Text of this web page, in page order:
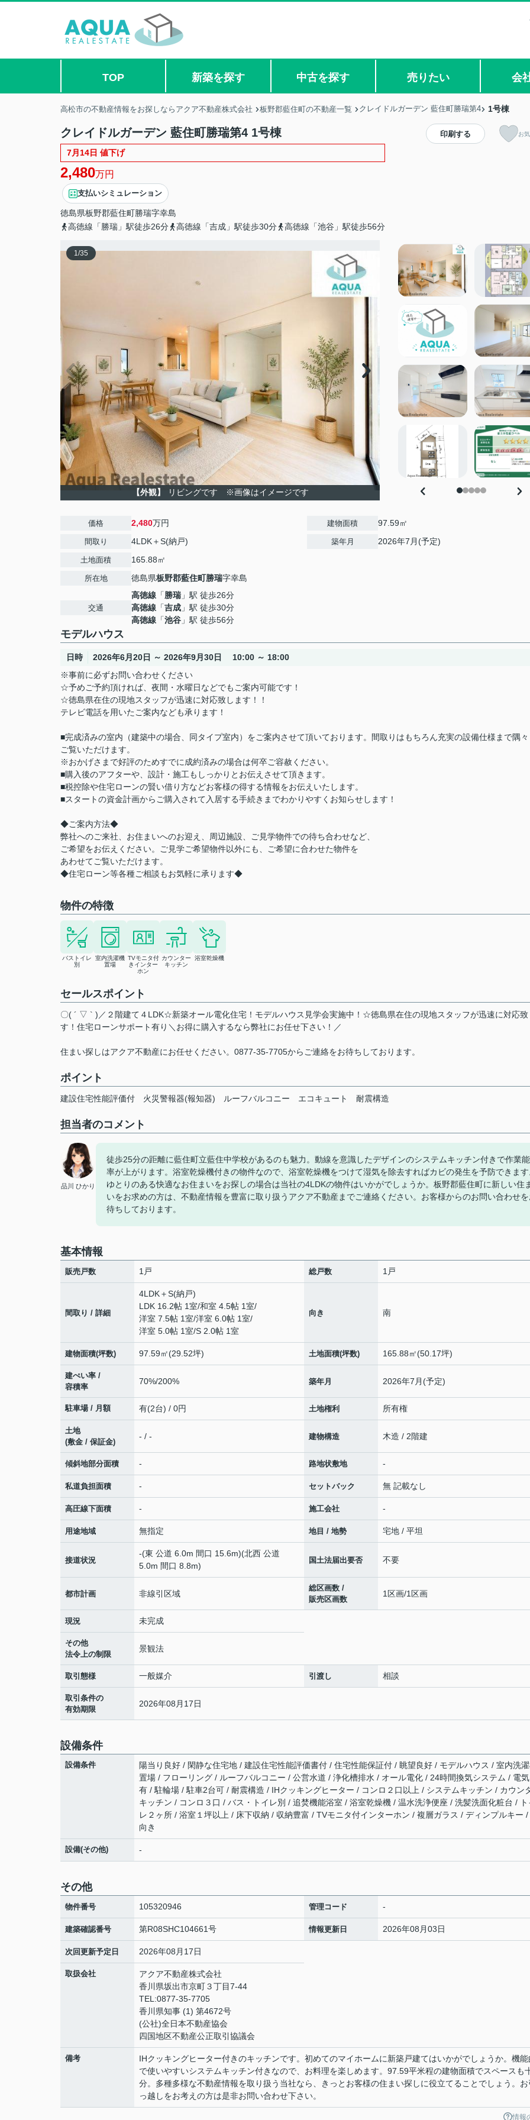
TOP 新築を探す 中古を探す 売りたい 会
高松市の不動産情報をお探しならアクア不動産株式会社 板野郡藍住町の不動産一覧 クレイドルガーデン 藍住町勝瑞第4 1号棟
クレイドルガーデン 藍住町勝瑞第4 1号棟
7月14日 値下げ
2,480万円
支払いシミュレーション
徳島県板野郡藍住町勝瑞字幸島
高徳線「勝瑞」駅徒歩26分
高徳線「吉成」駅徒歩30分 高徳線「池谷」駅徒歩56分
印刷する お
1/35
【外観】 リビングです ※画像はイメージです
価格 2,480万円
間取り 4LDK＋S(納戸)
土地面積 165.88㎡
所在地 徳島県板野郡藍住町勝瑞字幸島
交通
高徳線 「勝瑞 」駅 徒歩26分
高徳線 「吉成 」駅 徒歩30分
高徳線 「池谷 」駅 徒歩56分
建物面積 97.59㎡
築年月 2026年7月(予定)
モデルハウス
日時
2026年6月20日 ～ 2026年9月30日 10:00 ～ 18:00
※事前に必ずお問い合わせください
☆予めご予約頂ければ、夜間・水曜日などでもご案内可能です！
☆徳島県在住の現地スタッフが迅速に対応致します！！
テレビ電話を用いたご案内なども承ります！
■完成済みの室内（建築中の場合、同タイプ室内）をご案内させて頂いております。間取りはもちろん充実の設備仕様まで隅
ご覧いただけます。
※おかげさまで好評のためすでに成約済みの場合は何卒ご容赦ください。
■購入後のアフターや、設計・施工もしっかりとお伝えさせて頂きます。
■税控除や住宅ローンの賢い借り方などお客様の得する情報をお伝えいたします。
■スタートの資金計画からご購入されて入居する手続きまでわかりやすくお知らせします！
◆ご案内方法◆
弊社へのご来社、お住まいへのお迎え、周辺施設、ご見学物件での待ち合わせなど、
ご希望をお伝えください。ご見学ご希望物件以外にも、ご希望に合わせた物件を
あわせてご覧いただけます。
◆住宅ローン等各種ご相談もお気軽に承ります◆
物件の特徴
バストイレ
別
室内洗濯機
置場
TVモニタ付
きインター
ホン
カウンター
キッチン
浴室乾燥機
セールスポイント
〇( ´ ▽ ` )／２階建て４LDK☆新築オール電化住宅！モデルハウス見学会実施中！☆徳島県在住の現地スタッフが迅速に対応致
す！住宅ローンサポート有り＼お得に購入するなら弊社にお任せ下さい！／
住まい探しはアクア不動産にお任せください。0877-35-7705からご連絡をお待ちしております。
ポイント
建設住宅性能評価付 火災警報器(報知器) ルーフバルコニー エコキュート 耐震構造
担当者のコメント
品川 ひかり
徒歩25分の距離に藍住町立藍住中学校があるのも魅力。動線を意識したデザインのシステムキッチン付きで作業能
率が上がります。浴室乾燥機付きの物件なので、浴室乾燥機をつけて湿気を除去すればカビの発生を予防できま
ゆとりのある快適なお住まいをお探しの場合は当社の4LDKの物件はいかがでしょうか。板野郡藍住町に新しい住
いをお求めの方は、不動産情報を豊富に取り扱うアクア不動産までご連絡ください。お客様からのお問い合わせ
待ちしております。
基本情報
販売戸数 1戸 総戸数 1戸
間取り / 詳細
4LDK＋S(納戸)
LDK 16.2帖 1室/和室 4.5帖 1室/
洋室 7.5帖 1室/洋室 6.0帖 1室/
洋室 5.0帖 1室/S 2.0帖 1室
向き 南
建物面積(坪数) 97.59㎡(29.52坪) 土地面積(坪数) 165.88㎡(50.17坪)
建ぺい率 /
容積率
70%/200% 築年月 2026年7月(予定)
駐車場 / 月額 有(2台) / 0円 土地権利 所有権
土地
(敷金 / 保証金)
- / - 建物構造 木造 / 2階建
傾斜地部分面積 - 路地状敷地 -
私道負担面積 - セットバック 無 記載なし
高圧線下面積 - 施工会社 -
用途地域 無指定 地目 / 地勢 宅地 / 平坦
接道状況
-(東 公道 6.0m 間口 15.6m)(北西 公道
5.0m 間口 8.8m)
国土法届出要否 不要
都市計画 非線引区域
総区画数 /
販売区画数
1区画/1区画
現況 未完成
その他
法令上の制限
景観法
取引態様 一般媒介 引渡し 相談
取引条件の
有効期限
2026年08月17日
設備条件
設備条件
陽当り良好 / 閑静な住宅地 / 建設住宅性能評価書付 / 住宅性能保証付 / 眺望良好 / モデルハウス / 室内洗
置場 / フローリング / ルーフバルコニー / 公営水道 / 浄化槽排水 / オール電化 / 24時間換気システム / 電気
有 / 駐輪場 / 駐車2台可 / 耐震構造 / IHクッキングヒーター / コンロ２口以上 / システムキッチン / カウン
キッチン / コンロ３口 / バス・トイレ別 / 追焚機能浴室 / 浴室乾燥機 / 温水洗浄便座 / 洗髪洗面化粧台 / ト
レ２ヶ所 / 浴室１坪以上 / 床下収納 / 収納豊富 / TVモニタ付インターホン / 複層ガラス / ディンプルキー /
向き
設備(その他) -
その他
物件番号 105320946 管理コード -
建築確認番号 第R08SHC104661号 情報更新日 2026年08月03日
次回更新予定日 2026年08月17日
取扱会社
アクア不動産株式会社
香川県坂出市京町３丁目7-44
TEL:0877-35-7705
香川県知事 (1) 第4672号
(公社)全日本不動産協会
四国地区不動産公正取引協議会
備考
IHクッキングヒーター付きのキッチンです。初めてのマイホームに新築戸建てはいかがでしょうか。機能
で使いやすいシステムキッチン付きなので、お料理を楽しめます。97.59平米程の建物面積でスペースも
分。多種多様な不動産情報を取り扱う当社なら、きっとお客様の住まい探しに役立てることでしょう。お
っ越しをお考えの方は是非お問い合わせ下さい。
情報